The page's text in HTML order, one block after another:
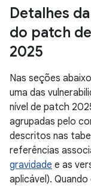
Detalhes
do patch
2025
Nas seções
uma das
nível de patch
agrupadas pelo
descritos nas
referências
gravidade e as
aplicável).